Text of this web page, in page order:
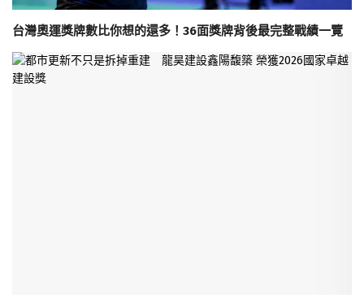
台灣奧運獎牌數比你想的還多！36面獎牌背後最完整戰績一覽